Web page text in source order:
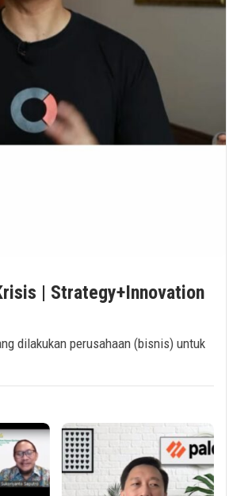
| Strategy+Innovation
dilakukan perusahaan (bisnis) untuk